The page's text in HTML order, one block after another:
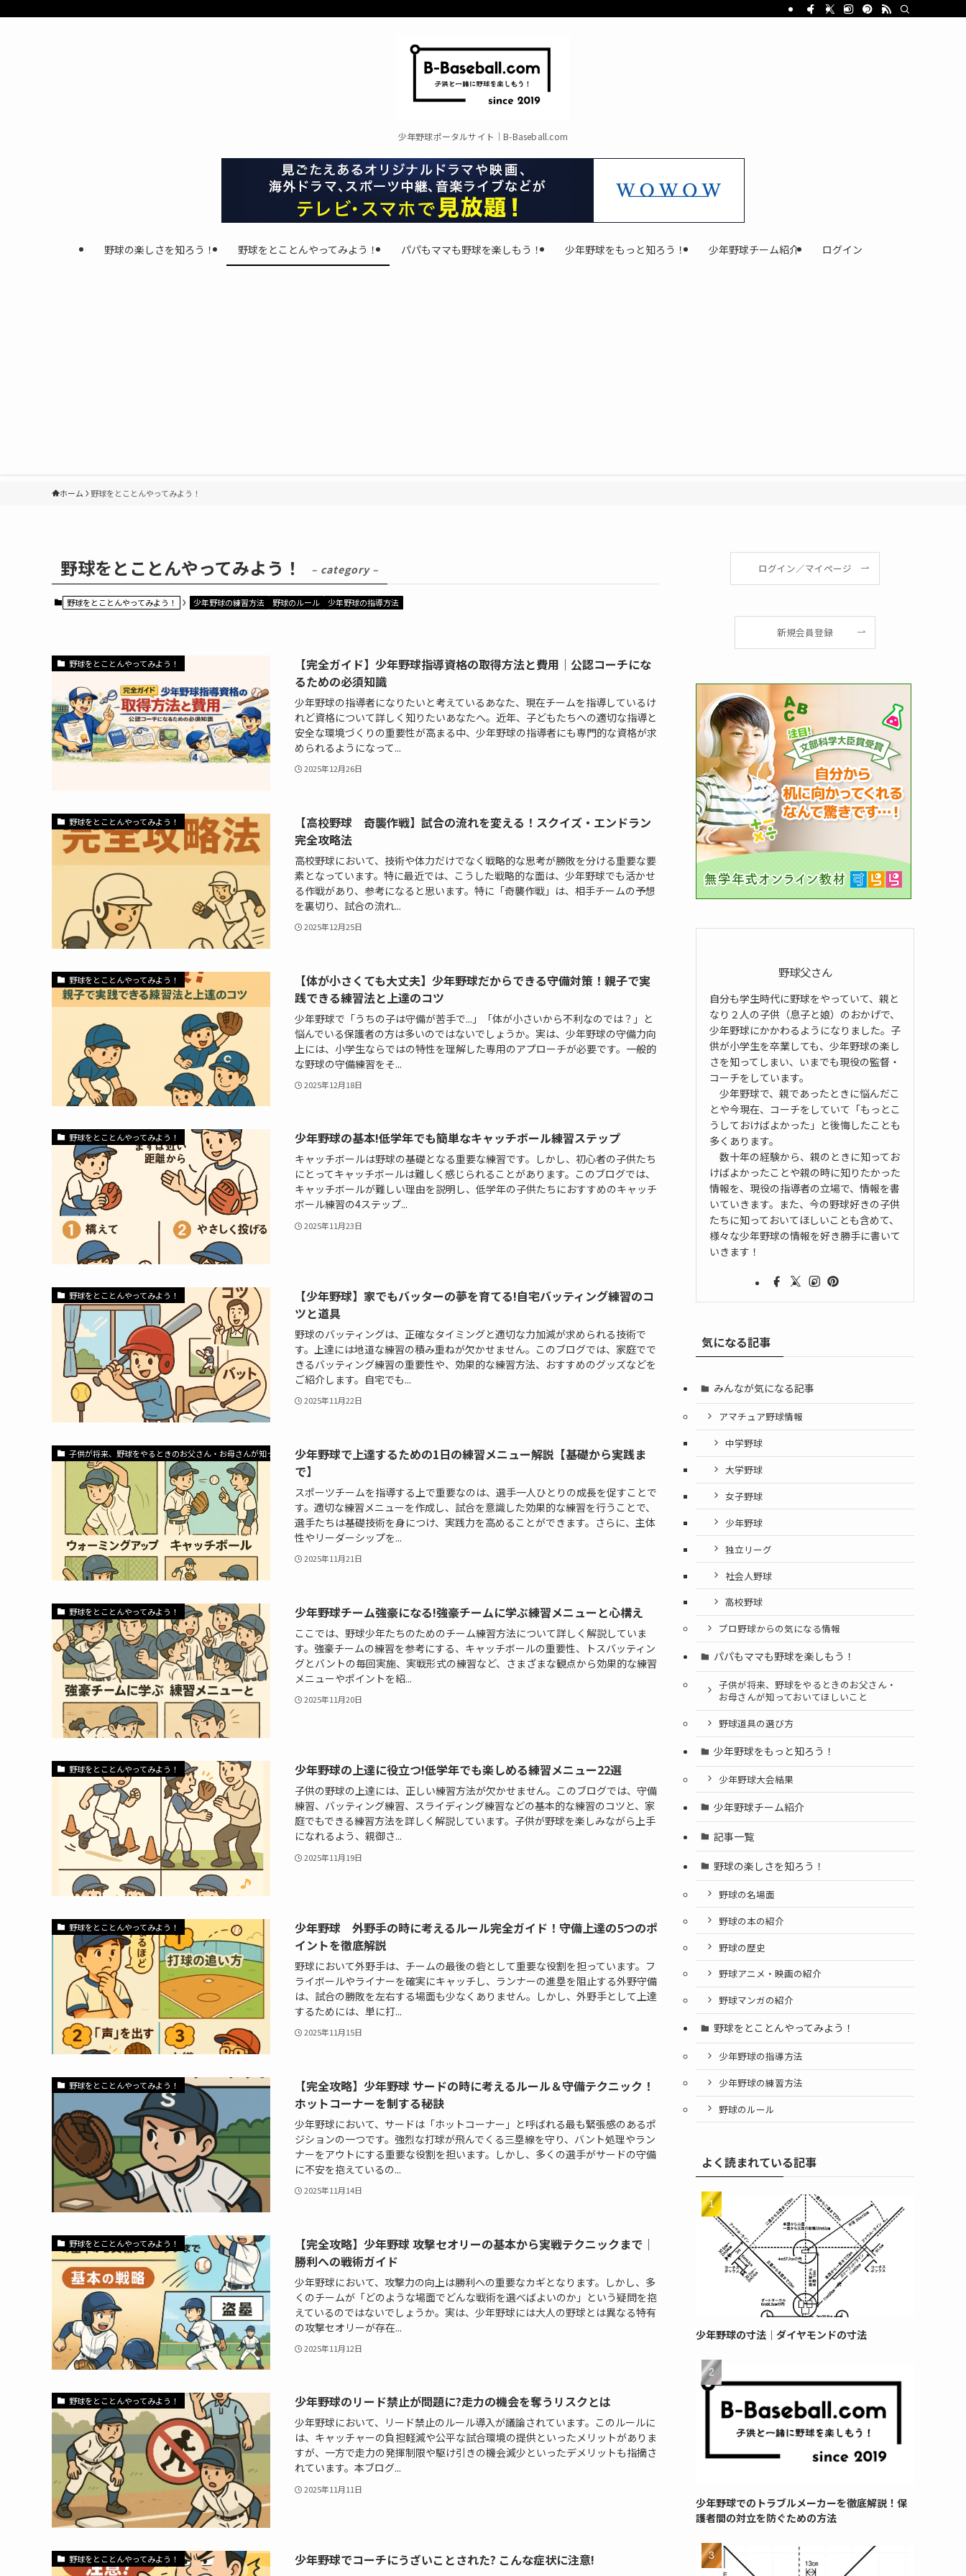
少年野球ポータルサイト｜B-Baseball.com
野球の楽しさを知ろう！ 野球をとことんやってみよう！ パパもママも野球を楽しもう！ 少年野球をもっと知ろう！ 少年野球チーム紹介 ログイン
ホーム 野球をとことんやってみよう！
野球をとことんやってみよう！ – category –
野球をとことんやってみよう！ 少年野球の練習方法 野球のルール 少年野球の指導方法
野球をとことんやってみよう！
【完全ガイド】少年野球指導資格の取得方法と費用｜公認コーチにな
るための必須知識
少年野球の指導者になりたいと考えているあなた、現在チームを指導しているけ
れど資格について詳しく知りたいあなたへ。近年、子どもたちへの適切な指導と
安全な環境づくりの重要性が高まる中、少年野球の指導者にも専門的な資格が求
められるようになって...
2025年12月26日
野球をとことんやってみよう！
【高校野球 奇襲作戦】試合の流れを変える！スクイズ・エンドラン
完全攻略法
高校野球において、技術や体力だけでなく戦略的な思考が勝敗を分ける重要な要
素となっています。特に最近では、こうした戦略的な面は、少年野球でも活かせ
る作戦があり、参考になると思います。特に「奇襲作戦」は、相手チームの予想
を裏切り、試合の流れ...
2025年12月25日
野球をとことんやってみよう！
【体が小さくても大丈夫】少年野球だからできる守備対策！親子で実
践できる練習法と上達のコツ
少年野球で「うちの子は守備が苦手で...」「体が小さいから不利なのでは？」と
悩んでいる保護者の方は多いのではないでしょうか。実は、少年野球の守備力向
上には、小学生ならではの特性を理解した専用のアプローチが必要です。一般的
な野球の守備練習をそ...
2025年12月18日
野球をとことんやってみよう！ 少年野球の基本!低学年でも簡単なキャッチボール練習ステップ
キャッチボールは野球の基礎となる重要な練習です。しかし、初心者の子供たち
にとってキャッチボールは難しく感じられることがあります。このブログでは、
キャッチボールが難しい理由を説明し、低学年の子供たちにおすすめのキャッチ
ボール練習の4ステップ...
2025年11月23日
野球をとことんやってみよう！
【少年野球】家でもバッターの夢を育てる!自宅バッティング練習のコ
ツと道具
野球のバッティングは、正確なタイミングと適切な力加減が求められる技術で
す。上達には地道な練習の積み重ねが欠かせません。このブログでは、家庭でで
きるバッティング練習の重要性や、効果的な練習方法、おすすめのグッズなどを
ご紹介します。自宅でも...
2025年11月22日
子供が将来、野球をやるときのお父さん・お母さんが知っておいてほしいこと少年野球で上達するための1日の練習メニュー解説【基礎から実践ま
で】
スポーツチームを指導する上で重要なのは、選手一人ひとりの成長を促すことで
す。適切な練習メニューを作成し、試合を意識した効果的な練習を行うことで、
選手たちは基礎技術を身につけ、実践力を高めることができます。さらに、主体
性やリーダーシップを...
2025年11月21日
野球をとことんやってみよう！ 少年野球チーム強豪になる!強豪チームに学ぶ練習メニューと心構え
ここでは、野球少年たちのためのチーム練習方法について詳しく解説していま
す。強豪チームの練習を参考にする、キャッチボールの重要性、トスバッティン
グとバントの毎回実施、実戦形式の練習など、さまざまな観点から効果的な練習
メニューやポイントを紹...
2025年11月20日
野球をとことんやってみよう！ 少年野球の上達に役立つ!低学年でも楽しめる練習メニュー22選
子供の野球の上達には、正しい練習方法が欠かせません。このブログでは、守備
練習、バッティング練習、スライディング練習などの基本的な練習のコツと、家
庭でもできる練習方法を詳しく解説しています。子供が野球を楽しみながら上手
になれるよう、親御さ...
2025年11月19日
野球をとことんやってみよう！
少年野球 外野手の時に考えるルール完全ガイド！守備上達の5つのポ
イントを徹底解説
野球において外野手は、チームの最後の砦として重要な役割を担っています。フ
ライボールやライナーを確実にキャッチし、ランナーの進塁を阻止する外野守備
は、試合の勝敗を左右する場面も少なくありません。しかし、外野手として上達
するためには、単に打...
2025年11月15日
野球をとことんやってみよう！
【完全攻略】少年野球 サードの時に考えるルール＆守備テクニック！
ホットコーナーを制する秘訣
少年野球において、サードは「ホットコーナー」と呼ばれる最も緊張感のあるポ
ジションの一つです。強烈な打球が飛んでくる三塁線を守り、バント処理やラン
ナーをアウトにする重要な役割を担います。しかし、多くの選手がサードの守備
に不安を抱えているの...
2025年11月14日
野球をとことんやってみよう！
【完全攻略】少年野球 攻撃セオリーの基本から実戦テクニックまで｜
勝利への戦術ガイド
少年野球において、攻撃力の向上は勝利への重要なカギとなります。しかし、多
くのチームが「どのような場面でどんな戦術を選べばよいのか」という疑問を抱
えているのではないでしょうか。実は、少年野球には大人の野球とは異なる特有
の攻撃セオリーが存在...
2025年11月12日
野球をとことんやってみよう！ 少年野球のリード禁止が問題に?走力の機会を奪うリスクとは
少年野球において、リード禁止のルール導入が議論されています。このルールに
は、キャッチャーの負担軽減や公平な試合環境の提供といったメリットがありま
すが、一方で走力の発揮制限や駆け引きの機会減少といったデメリットも指摘さ
れています。本ブログ...
2025年11月11日
野球をとことんやってみよう！ 少年野球でコーチにうざいことされた? こんな症状に注意!
ログイン／マイページ
新規会員登録
野球父さん
自分も学生時代に野球をやっていて、親と
なり２人の子供（息子と娘）のおかげで、
少年野球にかかわるようになりました。子
供が小学生を卒業しても、少年野球の楽し
さを知ってしまい、いまでも現役の監督・
コーチをしています。
少年野球で、親であったときに悩んだこ
とや今現在、コーチをしていて「もっとこ
うしておけばよかった」と後悔したことも
多くあります。
数十年の経験から、親のときに知ってお
けばよかったことや親の時に知りたかった
情報を、現役の指導者の立場で、情報を書
いていきます。また、今の野球好きの子供
たちに知っておいてほしいことも含めて、
様々な少年野球の情報を好き勝手に書いて
いきます！
気になる記事
みんなが気になる記事
アマチュア野球情報
中学野球
大学野球
女子野球
少年野球
独立リーグ
社会人野球
高校野球
プロ野球からの気になる情報
パパもママも野球を楽しもう！
子供が将来、野球をやるときのお父さん・
お母さんが知っておいてほしいこと
野球道具の選び方
少年野球をもっと知ろう！
少年野球大会結果
少年野球チーム紹介
記事一覧
野球の楽しさを知ろう！
野球の名場面
野球の本の紹介
野球の歴史
野球アニメ・映画の紹介
野球マンガの紹介
野球をとことんやってみよう！
少年野球の指導方法
少年野球の練習方法
野球のルール
よく読まれている記事
少年野球の寸法｜ダイヤモンドの寸法
少年野球でのトラブルメーカーを徹底解説！保
護者間の対立を防ぐための方法